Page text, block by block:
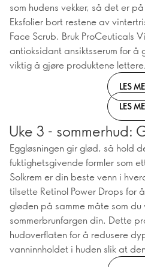
som hudens vekker, så det er
Eksfolier bort restene av
Face Scrub. Bruk ProCeuticals
antioksidant ansiktsserum for å
viktig å gjøre produktene
LES
LES
Uke 3 - sommerhud:
Eggløsningen gir glød, så hold
fuktighetsgivende formler som
Solkrem er din beste venn i
tilsette Retinol Power Drops for
gløden på samme måte som du
sommerbrunfargen din. Dette
hudoverflaten for å redusere
vanninnholdet i huden slik at